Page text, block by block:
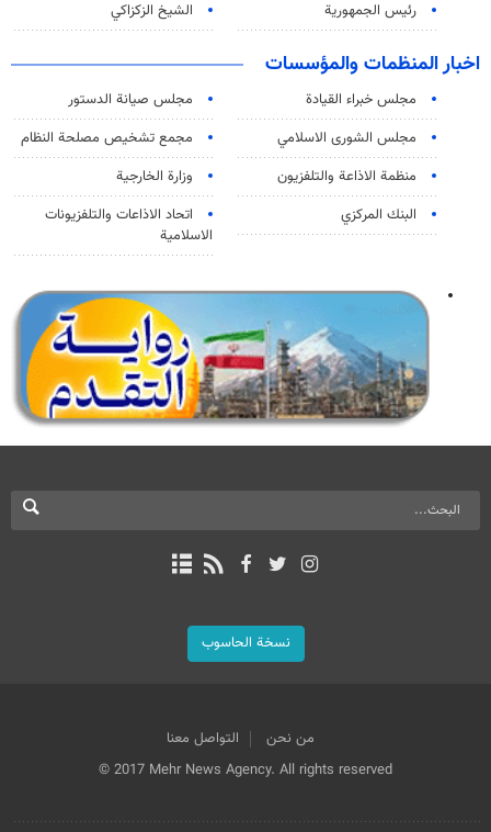
رئيس الجمهورية
الشيخ الزكزاكي
اخبار المنظمات والمؤسسات
مجلس خبراء القيادة
مجلس صيانة الدستور
مجلس الشورى الاسلامي
مجمع تشخيص مصلحة النظام
منظمة الاذاعة والتلفزیون
وزارة الخارجية
البنك المركزي
اتحاد الاذاعات والتلفزيونات
الاسلامية
نسخة الحاسوب
من نحن
التواصل معنا
© 2017 Mehr News Agency. All rights reserved